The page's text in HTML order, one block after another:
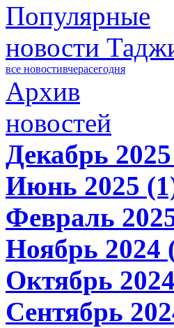
Популярные
новости
все новостивчерасегодня
Архив
новостей
Декабрь
Июнь 2025
Февраль
Ноябрь 2024
Октябрь
Сентябрь